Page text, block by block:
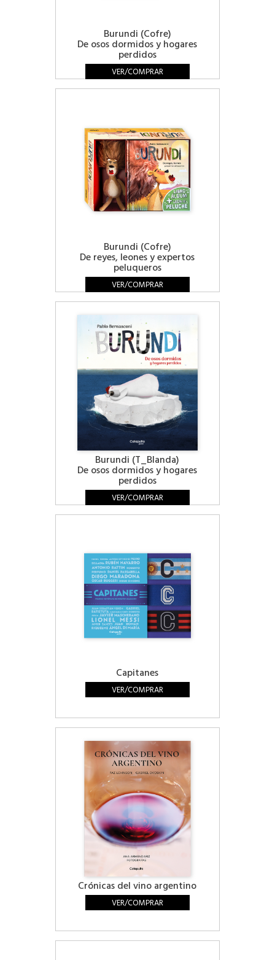
Burundi (Cofre)
De osos dormidos y hogares
perdidos
VER/COMPRAR
Burundi (Cofre)
De reyes, leones y expertos
peluqueros
VER/COMPRAR
Burundi (T_Blanda)
De osos dormidos y hogares
perdidos
VER/COMPRAR
Capitanes
VER/COMPRAR
Crónicas del vino argentino
VER/COMPRAR